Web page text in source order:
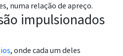
numa relação de apreço.
impulsionados
, onde cada um deles